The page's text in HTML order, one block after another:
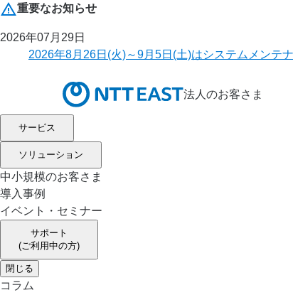
重要なお知らせ
2026年07月29日
2026年8月26日(火)～9月5日(土)はシステムメンテ
法人のお客さま
サービス
ソリューション
中小規模のお客さま
導入事例
イベント・セミナー
サポート
(ご利用中の方)
閉じる
コラム